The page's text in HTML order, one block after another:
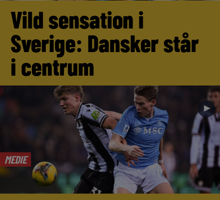
Vild sensation i
Sverige: Dansker står
i centrum
MEDIE
►